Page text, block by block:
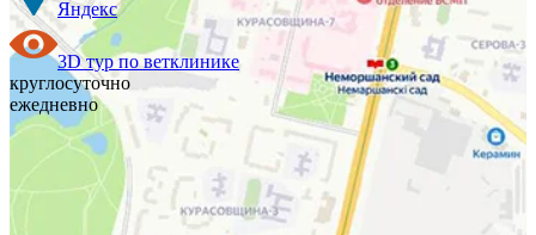
Яндекс
3D тур по ветклинике
круглосуточно
ежедневно